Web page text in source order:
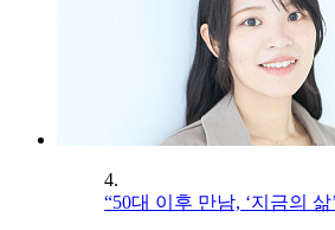
4.
“50대 이후 만남, ‘지금의